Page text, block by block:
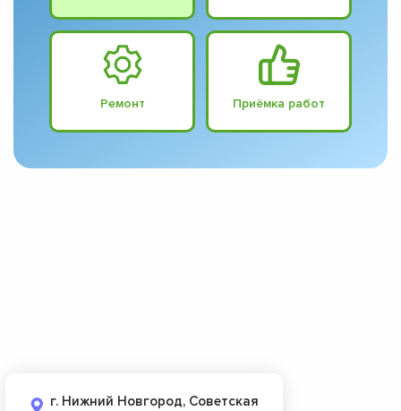
Ремонт Приёмка работ
г. Нижний Новгород, Советская